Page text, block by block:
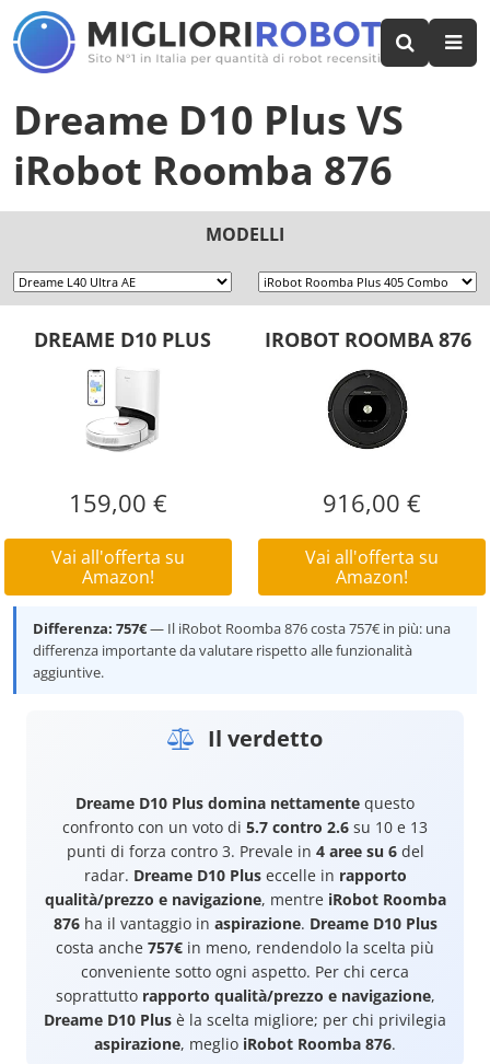
Dreame D10 Plus VS
iRobot Roomba 876
MODELLI
DREAME D10 PLUS IROBOT ROOMBA 876
159,00 €
Vai all'offerta su
Amazon!
916,00 €
Vai all'offerta su
Amazon!
Differenza: 757€— Il iRobot Roomba 876 costa 757€ in più: una
differenza importante da valutare rispetto alle funzionalità
aggiuntive.
Il verdetto
Dreame D10 Plus domina nettamente questo
confronto con un voto di 5.7 contro 2.6 su 10 e 13
punti di forza contro 3. Prevale in 4 aree su 6del
radar. Dreame D10 Pluseccelle in rapporto
qualità/prezzo e navigazione, mentre iRobot Roomba
876ha il vantaggio in aspirazione. Dreame D10 Plus
costa anche 757€ in meno, rendendolo la scelta più
conveniente sotto ogni aspetto. Per chi cerca
soprattutto rapporto qualità/prezzo e navigazione,
Dreame D10 Plus è la scelta migliore; per chi privilegia
aspirazione, meglio iRobot Roomba 876.